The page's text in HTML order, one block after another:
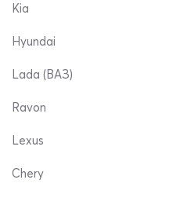
Kia
Hyundai
Lada (ВАЗ)
Ravon
Lexus
Chery